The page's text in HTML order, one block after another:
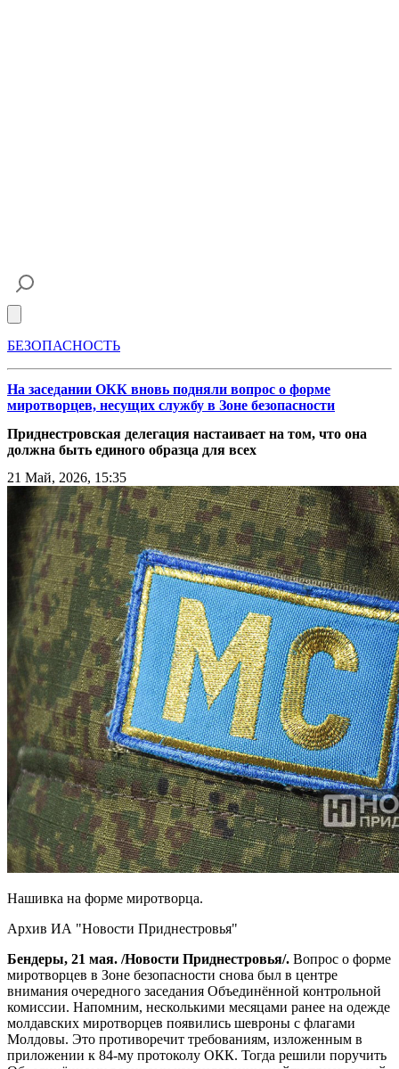
БЕЗОПАСНОСТЬ
На заседании ОКК вновь подняли вопрос о форме
миротворцев, несущих службу в Зоне безопасности
Приднестровская делегация настаивает на том, что она
должна быть единого образца для всех
21 Май, 2026, 15:35
Нашивка на форме миротворца.
Архив ИА "Новости Приднестровья"
Бендеры, 21 мая. /Новости Приднестровья/. Вопрос о форме
миротворцев в Зоне безопасности снова был в центре
внимания очередного заседания Объединённой контрольной
комиссии. Напомним, несколькими месяцами ранее на одежде
молдавских миротворцев появились шевроны с флагами
Молдовы. Это противоречит требованиям, изложенным в
приложении к 84-му протоколу ОКК. Тогда решили поручить